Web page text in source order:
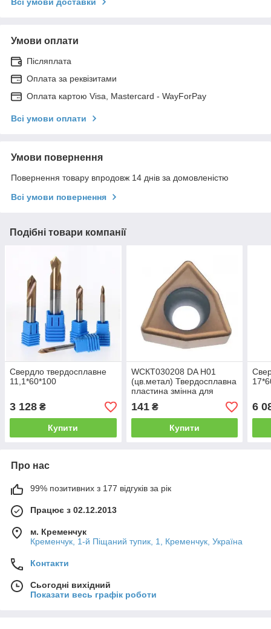
Умови оплати
Післяплата
Оплата за реквізитами
Оплата картою Visa, Mastercard - WayForPay
Всі умови оплати
Умови повернення
Повернення товару впродовж 14 днів за домовленістю
Всі умови повернення
Подібні товари компанії
Свердло твердосплавне
11,1*60*100
3 128 ₴
Купити
WCКТ030208 DA H01
(цв.метал) Твердосплавна
пластина змінна для
свердла
141₴
Купити
6
Про нас
99% позитивних з 177 відгуків за рік
Працює з 02.12.2013
м. Кременчук
Кременчук, 1-й Піщаний тупик, 1, Кременчук, Україна
Контакти
Сьогодні вихідний
Показати весь графік роботи